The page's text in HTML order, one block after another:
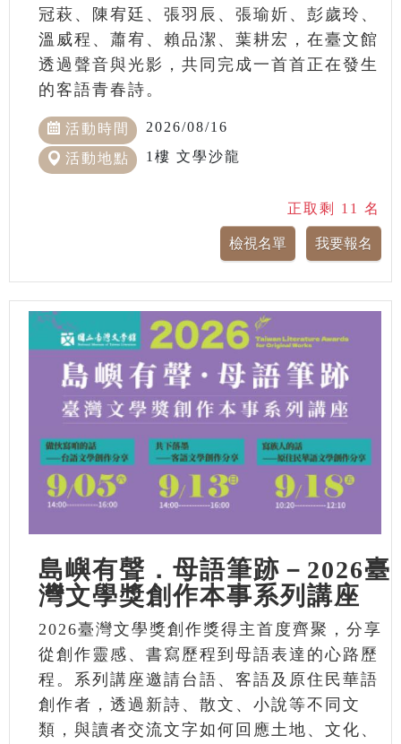
冠萩、陳宥廷、張羽辰、張瑜妡、彭歲玲、
溫威程、蕭宥、賴品潔、葉耕宏，在臺文館
透過聲音與光影，共同完成一首首正在發生
的客語青春詩。
活動時間 2026/08/16
活動地點 1樓 文學沙龍
正取剩 11 名
島嶼有聲．母語筆跡－2026臺
灣文學獎創作本事系列講座
2026臺灣文學獎創作獎得主首度齊聚，分享
從創作靈感、書寫歷程到母語表達的心路歷
程。系列講座邀請台語、客語及原住民華語
創作者，透過新詩、散文、小說等不同文
類，與讀者交流文字如何回應土地、文化、